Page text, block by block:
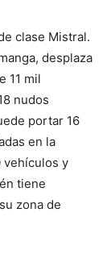
clase Mistral.
desplaza
11 mil
nudos
portar 16
en la
vehículos y
tiene
zona de